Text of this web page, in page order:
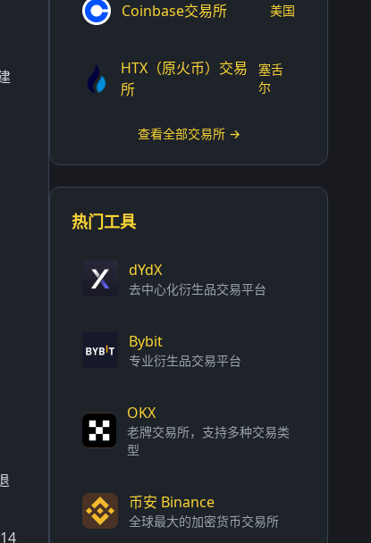
Coinbase交易所 美国
HTX（原火币）交易
所
塞舌
尔
查看全部交易所 →
热门工具
dYdX
去中心化衍生品交易平台
Bybit
专业衍生品交易平台
OKX
老牌交易所，支持多种交易类
型
币安 Binance
全球最大的加密货币交易所